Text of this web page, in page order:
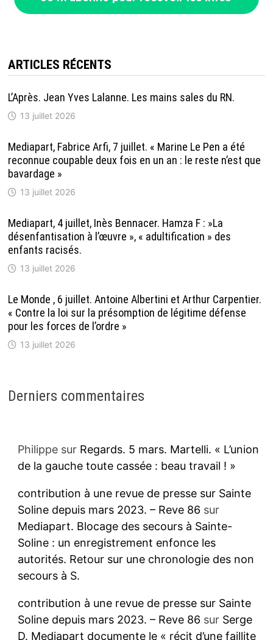
ARTICLES RÉCENTS
L’Après. Jean Yves Lalanne. Les mains sales du RN.
13 juillet 2026
Mediapart, Fabrice Arfi, 7 juillet. « Marine Le Pen a été
reconnue coupable deux fois en un an : le reste n’est que
bavardage »
13 juillet 2026
Mediapart, 4 juillet, Inès Bennacer. Hamza F : »La
désenfantisation à l’œuvre », « adultification » des
enfants racisés.
13 juillet 2026
Le Monde , 6 juillet. Antoine Albertini et Arthur Carpentier.
« Contre la loi sur la présomption de légitime défense
pour les forces de l’ordre »
13 juillet 2026
Derniers commentaires
Philippesur Regards. 5 mars. Martelli. « L’union
de la gauche toute cassée : beau travail ! »
contribution à une revue de presse sur Sainte
Soline depuis mars 2023. – Reve 86 sur
Mediapart. Blocage des secours à Sainte-
Soline : un enregistrement enfonce les
autorités. Retour sur une chronologie des non
secours à S.
contribution à une revue de presse sur Sainte
Soline depuis mars 2023. – Reve 86 sur Serge
D. Mediapart documente le « récit d’une faillite